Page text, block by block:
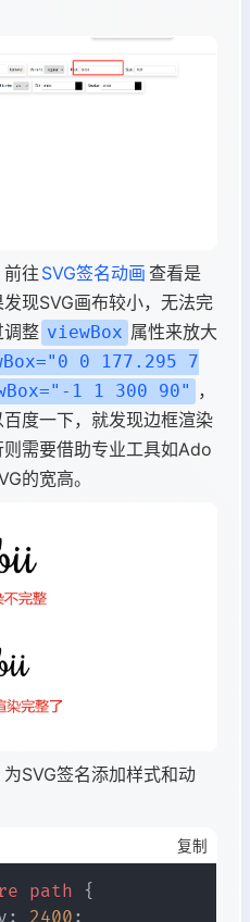
往 SVG签名动画 查看是
现SVG画布较小，无法完
调整 viewBox 属性来放大
0 177.295 7
1 1 300 90" ，
度一下，就发现边框渲染
需要借助专业工具如Ado
的宽高。
SVG签名添加样式和动
复制
path
{
: 2400 ;